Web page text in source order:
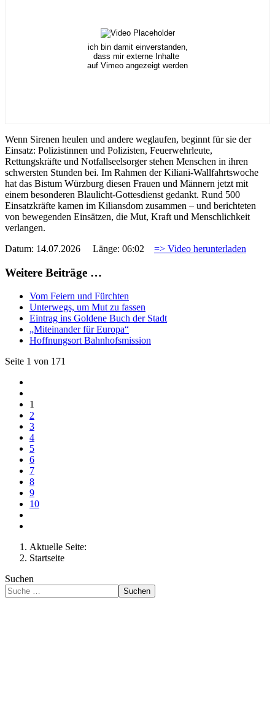
ich bin damit einverstanden,
dass mir externe Inhalte
auf Vimeo angezeigt werden
Wenn Sirenen heulen und andere weglaufen, beginnt für sie der
Einsatz: Polizistinnen und Polizisten, Feuerwehrleute,
Rettungskräfte und Notfallseelsorger stehen Menschen in ihren
schwersten Stunden bei. Im Rahmen der Kiliani-Wallfahrtswoche
hat das Bistum Würzburg diesen Frauen und Männern jetzt mit
einem besonderen Blaulicht-Gottesdienst gedankt. Rund 500
Einsatzkräfte kamen im Kiliansdom zusammen – und berichteten
von bewegenden Einsätzen, die Mut, Kraft und Menschlichkeit
verlangen.
Datum: 14.07.2026 Länge: 06:02 => Video herunterladen
Weitere Beiträge …
Vom Feiern und Fürchten
Unterwegs, um Mut zu fassen
Eintrag ins Goldene Buch der Stadt
„Miteinander für Europa“
Hoffnungsort Bahnhofsmission
Seite 1 von 171
1
2
3
4
5
6
7
8
9
10
Aktuelle Seite:
Startseite
Suchen
Suchen